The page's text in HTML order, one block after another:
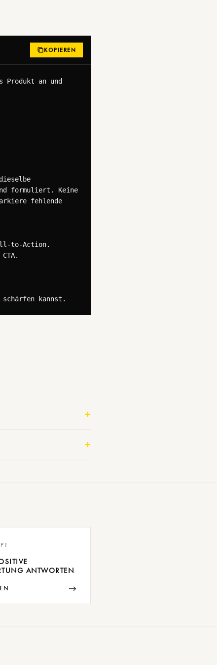
KOPIEREN
Produkt an und
formuliert. Keine
fehlende
to-Action.
kannst.
ANTWORTEN
→